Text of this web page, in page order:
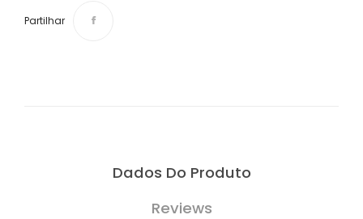
Partilhar
Dados Do Produto
Reviews